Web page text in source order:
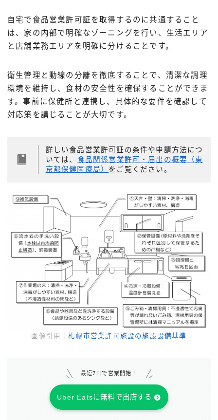
自宅で食品営業許可証を取得するのに共通すること
は、家の内部で明確なゾーニングを行い、生活エリア
と店舗業務エリアを明確に分けることです。
衛生管理と動線の分離を徹底することで、清潔な調理
環境を維持し、食材の安全性を確保することができま
す。事前に保健所と連携し、具体的な要件を確認して
対応策を講じることが大切です。
詳しい食品営業許可証の条件や申請方法につ
いては、 食品関係営業許可・届出の概要（東
京都保健医療局） をご覧ください。
画像引用：札幌市営業許可施設の施設設備基準
最短7日で営業開始！
Uber Eatsに無料で出店する